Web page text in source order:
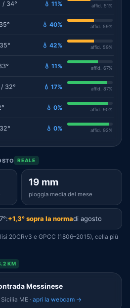
/ 34° 💧 11% affid. 51%
💧 40% affid. 59%
💧 42% affid. 59%
💧 11% affid. 67%
/ 32° 💧 17% affid. 87%
💧 0% affid. 90%
💧 0% affid. 92%
REALE
19 mm
pioggia media del mese
+1,3° sopra la normadi agosto
20CRv3 e GPCC (1806–2015), cella più
KM
Messinese
ME · apri la webcam →